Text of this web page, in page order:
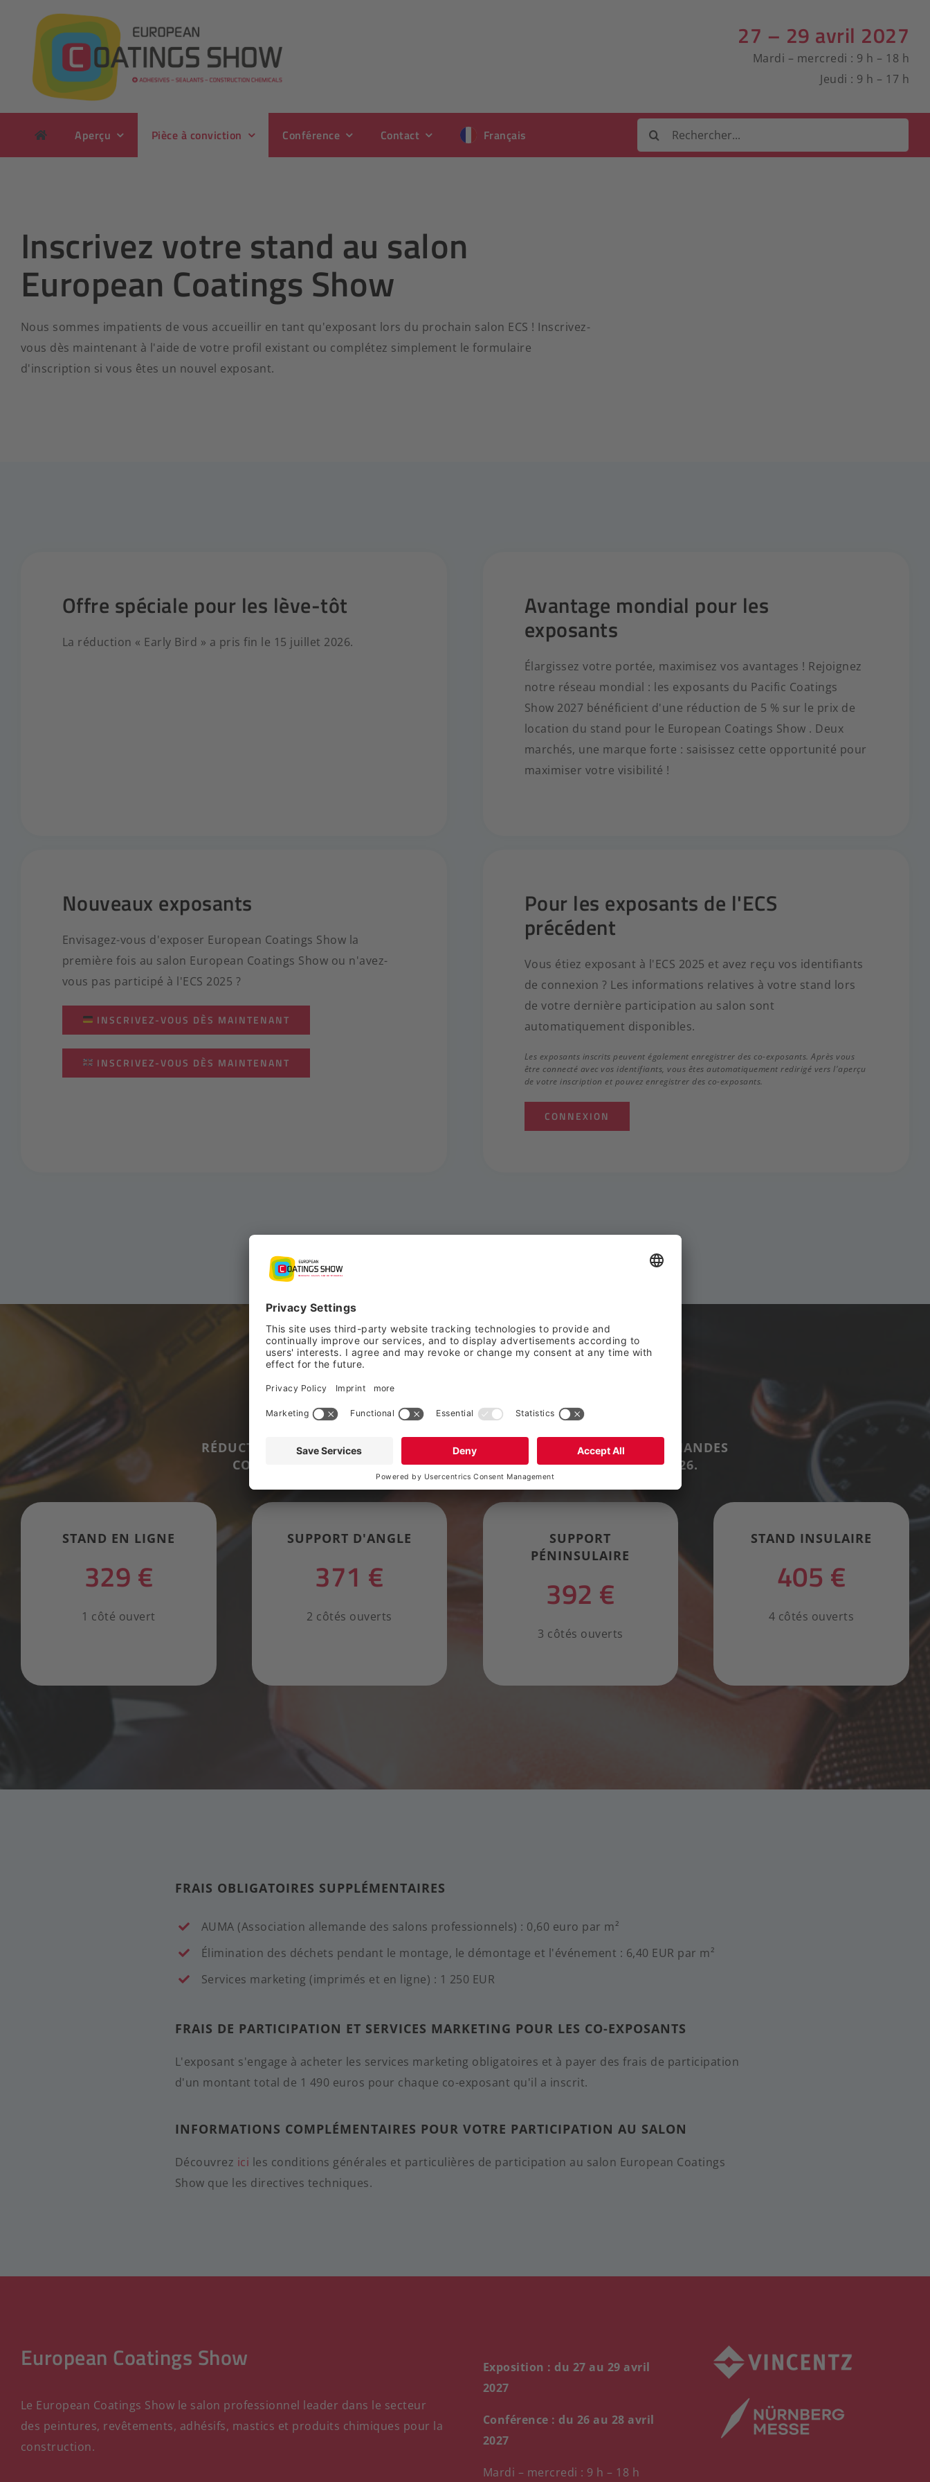
contenu
27 – 29 avril 2027
Mardi – mercredi : 9 h – 18 h
Jeudi : 9 h – 17 h
Aperçu Pièce à conviction Conférence Contact Français
Rechercher
:
Inscrivez votre stand au salon
European Coatings Show
Nous sommes impatients de vous accueillir en tant qu'exposant lors du prochain salon ECS ! Inscrivez-
vous dès maintenant à l'aide de votre profil existant ou complétez simplement le formulaire
d'inscription si vous êtes un nouvel exposant.
Offre spéciale pour les lève-tôt
La réduction « Early Bird » a pris fin le 15 juillet 2026.
Avantage mondial pour les
exposants
Élargissez votre portée, maximisez vos avantages ! Rejoignez
notre réseau mondial : les exposants du Pacific Coatings
Show 2027 bénéficient d'une réduction de 5 % sur le prix de
location du stand pour le European Coatings Show . Deux
marchés, une marque forte : saisissez cette opportunité pour
maximiser votre visibilité !
Nouveaux exposants
Envisagez-vous d'exposer European Coatings Show la
première fois au salon European Coatings Show ou n'avez-
vous pas participé à l'ECS 2025 ?
INSCRIVEZ-VOUS DÈS MAINTENANT
INSCRIVEZ-VOUS DÈS MAINTENANT
Pour les exposants de l'ECS
précédent
Vous étiez exposant à l'ECS 2025 et avez reçu vos identifiants
de connexion ? Les informations relatives à votre stand lors
de votre dernière participation au salon sont
automatiquement disponibles.
Les exposants inscrits peuvent également enregistrer des co-exposants. Après vous
être connecté avec vos identifiants, vous êtes automatiquement redirigé vers l'aperçu
de votre inscription et pouvez enregistrer des co-exposants.
CONNEXION
Aperçu des prix
RÉDUCTION POUR RÉSERVATION ANTICIPÉE DE 7 EUR/M² POUR LES DEMANDES
COMPLÈTES REÇUES PAR L'ORGANISATEUR AVANT LE 15 JUILLET 2026.
STAND EN LIGNE
329 €
1 côté ouvert
SUPPORT D'ANGLE
371 €
2 côtés ouverts
SUPPORT
PÉNINSULAIRE
392 €
3 côtés ouverts
STAND INSULAIRE
405 €
4 côtés ouverts
FRAIS OBLIGATOIRES SUPPLÉMENTAIRES
AUMA (Association allemande des salons professionnels) : 0,60 euro par m²
Élimination des déchets pendant le montage, le démontage et l'événement : 6,40 EUR par m²
Services marketing (imprimés et en ligne) : 1 250 EUR
FRAIS DE PARTICIPATION ET SERVICES MARKETING POUR LES CO-EXPOSANTS
L'exposant s'engage à acheter les services marketing obligatoires et à payer des frais de participation
d'un montant total de 1 490 euros pour chaque co-exposant qu'il a inscrit.
INFORMATIONS COMPLÉMENTAIRES POUR VOTRE PARTICIPATION AU SALON
Découvrez ici les conditions générales et particulières de participation au salon European Coatings
Show que les directives techniques.
European Coatings Show
Le European Coatings Show le salon professionnel leader dans le secteur
des peintures, revêtements, adhésifs, mastics et produits chimiques pour la
construction.
Exposition : du 27 au 29 avril
2027
Conférence : du 26 au 28 avril
2027
Mardi – mercredi : 9 h – 18 h